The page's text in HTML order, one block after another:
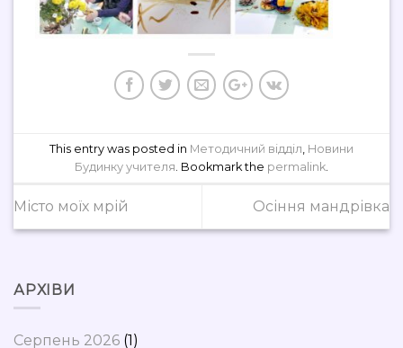
This entry was posted in Методичний відділ Новини
Будинку учителя . Bookmark the permalink
Місто моїх мрій Осіння мандрівка
АРХІВИ
Серпень 2026 (1)